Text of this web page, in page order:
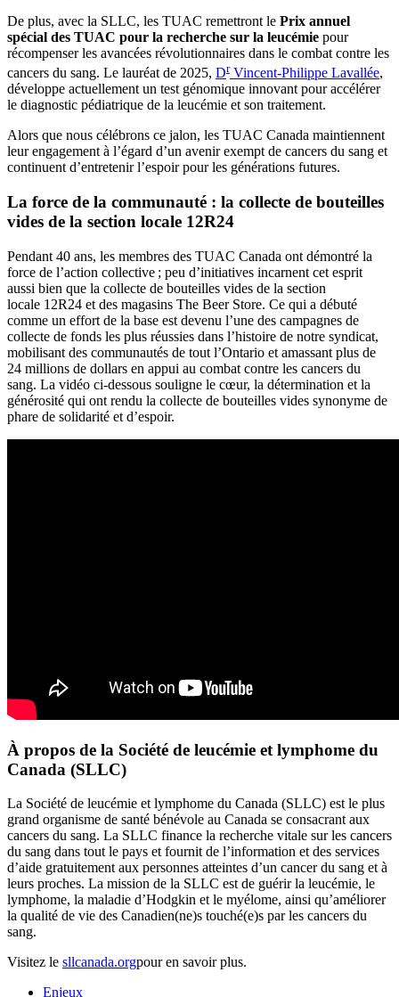
De plus, avec la SLLC, les TUAC remettront le Prix annuel
spécial des TUAC pour la recherche sur la leucémie pour
récompenser les avancées révolutionnaires dans le combat contre les
cancers du sang. Le lauréat de 2025, DrVincent-Philippe Lavallée,
développe actuellement un test génomique innovant pour accélérer
le diagnostic pédiatrique de la leucémie et son traitement.
Alors que nous célébrons ce jalon, les TUAC Canada maintiennent
leur engagement à l’égard d’un avenir exempt de cancers du sang et
continuent d’entretenir l’espoir pour les générations futures.
La force de la communauté : la collecte de bouteilles
vides de la section locale 12R24
Pendant 40 ans, les membres des TUAC Canada ont démontré la
force de l’action collective ; peu d’initiatives incarnent cet esprit
aussi bien que la collecte de bouteilles vides de la section
locale 12R24 et des magasins The Beer Store. Ce qui a débuté
comme un effort de la base est devenu l’une des campagnes de
collecte de fonds les plus réussies dans l’histoire de notre syndicat,
mobilisant des communautés de tout l’Ontario et amassant plus de
24 millions de dollars en appui au combat contre les cancers du
sang. La vidéo ci-dessous souligne le cœur, la détermination et la
générosité qui ont rendu la collecte de bouteilles vides synonyme de
phare de solidarité et d’espoir.
À propos de la Société de leucémie et lymphome du
Canada (SLLC)
La Société de leucémie et lymphome du Canada (SLLC) est le plus
grand organisme de santé bénévole au Canada se consacrant aux
cancers du sang. La SLLC finance la recherche vitale sur les cancers
du sang dans tout le pays et fournit de l’information et des services
d’aide gratuitement aux personnes atteintes d’un cancer du sang et à
leurs proches. La mission de la SLLC est de guérir la leucémie, le
lymphome, la maladie d’Hodgkin et le myélome, ainsi qu’améliorer
la qualité de vie des Canadien(ne)s touché(e)s par les cancers du
sang.
Visitez le sllcanada.orgpour en savoir plus.
Enjeux